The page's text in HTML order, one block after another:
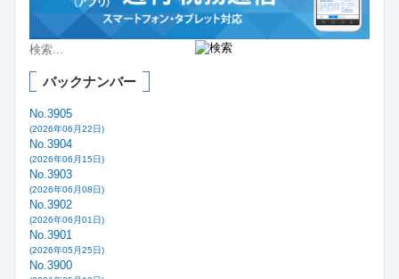
バックナンバー
No.3905
(2026年06月22日)
No.3904
(2026年06月15日)
No.3903
(2026年06月08日)
No.3902
(2026年06月01日)
No.3901
(2026年05月25日)
No.3900